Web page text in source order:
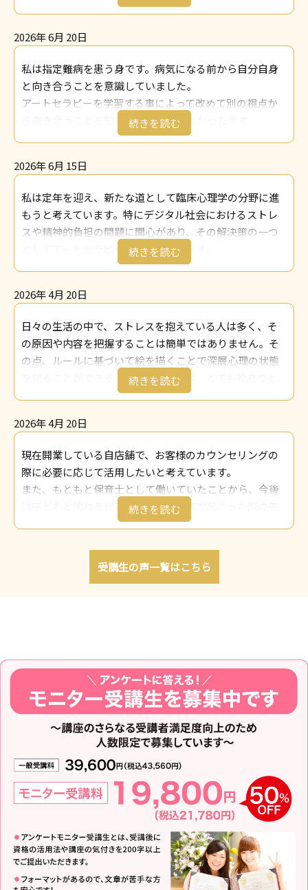
な生き方をしていきたいのか、目標や課題を具体的にし
考えました。
として児童の発達支援をしています。不登校傾向の児
童・生徒も増加する中、心の問題を捉えて、アートセラ
ピー等の心理療法やカウンセリング等も学び、少しでも
気持ちが明るく希望をもてるような支援が出来ればよい
と思います。通級の仕事の他、不登校の教育相談の仕事
なども興味を持っているので、機会があれば、学んだこ
山梨県 T.T様
2026年 6月 20日
私は指定難病を患う身です。病気になる前から自分自身
と向き合うことを意識していました。
アートセラピーを学習する事によって改めて別の視点か
ら向き合うことを知ることができてよかったです。
自分自身でも取り組み、家族にもアートセラピーを実行
言葉で話すだけでは見えてこなかった気持ちがみえてく
また、自分では自覚や意識ができていない部分を見つめ
なおす機会にもなるので、これからも実践していきたい
です。
2026年 6月 15日
私は定年を迎え、新たな道として臨床心理学の分野に進
もうと考えています。特にデジタル社会におけるストレ
スや精神的負担の問題に関心があり、その解決策の一つ
としてアートセラピーに注目しています。
アートセラピー資格取得講座で学んだ知識を日常生活や
て役立てたいと考えています。私は現在、軽度認知障害
や情緒の安定にアートセラピーが有効であると実感して
います。例えば、母が絵を描いたり、色を使って自由に
表現することで、心の負担を軽減し、穏やかな時間を過
ごせるようになります。講座で学んだ技法を用いて、母
が楽しみながら参加できるセッションを取り入れたいと
考えています。
の活動にもアートセラピーを取り入れたいと考えていま
す。具体的には、高齢者や子どもを対象としたワークシ
ョップを開催し、アートを通じたコミュニケーションの
場を提供したいと考えています。
また、人生のセカンドキャリアとして、臨床心理学カウ
の心理的健康に及ぼす影響を明確にし、将来的にはデイ
ケア施設における個別の高齢者支援プランの構築や、地
2026年 4月 20日
日々の生活の中で、ストレスを抱えている人は多く、そ
の原因や内容を把握することは簡単ではありません。そ
の点、ルールに基づいて絵を描くことで深層心理の状態
を知ることができるアートセラピーは、とても役立つと
などで地域住民の方々に向けてアートセラピーについて
仕事においても、とても役立つ学びだと感じています。
絵を描くことで心理描写ができることに、不思議な感覚
を覚えました。今後は絵を見る時にも、そのような視点
で考えてみると面白いと思っています。
どのような形であっても自分のスキル向上につながった
と感じており、現在の相談業務にも心理学は非常に役立
つため、アートセラピーで得た知識をぜひ仕事に活かし
ていきたいと思っています。
2026年 4月 20日
現在開業している自店舗で、お客様のカウンセリングの
際に必要に応じて活用したいと考えています。
また、もともと保育士として働いていたことから、今後
は子どもと関わる仕事や、大きな災害が起こった際の子
どもたちのメンタルケアの足掛かりとしても活用したい
高齢者のケアにも役立てることができればと考えていま
受講生の声一覧はこちら